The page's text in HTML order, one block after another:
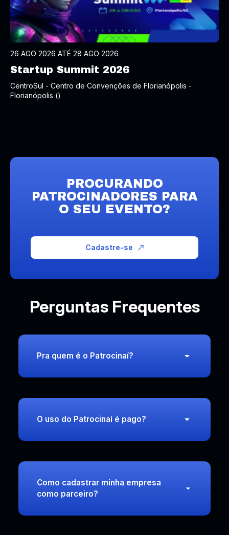
26 AGO 2026 ATÉ 28 AGO 2026
Startup Summit 2026
CentroSul - Centro de Convenções de Florianópolis -
Florianópolis ()
PROCURANDO
PATROCINADORES PARA
O SEU EVENTO?
Cadastre-se
Perguntas Frequentes
Pra quem é o Patrocinaí?
O uso do Patrocinaí é pago?
Como cadastrar minha empresa
como parceiro?